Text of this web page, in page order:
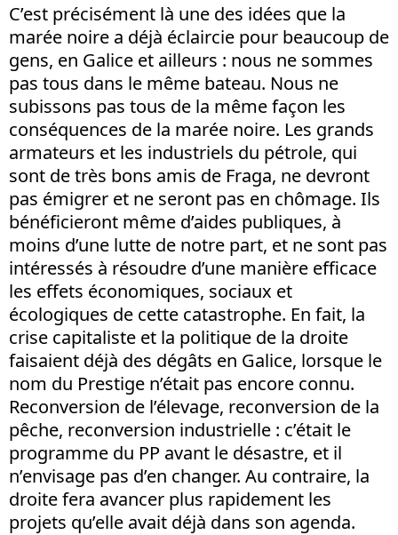
C’est précisément là une des idées que la
marée noire a déjà éclaircie pour beaucoup de
gens, en Galice et ailleurs : nous ne sommes
pas tous dans le même bateau. Nous ne
subissons pas tous de la même façon les
conséquences de la marée noire. Les grands
armateurs et les industriels du pétrole, qui
sont de très bons amis de Fraga, ne devront
pas émigrer et ne seront pas en chômage. Ils
bénéficieront même d’aides publiques, à
moins d’une lutte de notre part, et ne sont pas
intéressés à résoudre d’une manière efficace
les effets économiques, sociaux et
écologiques de cette catastrophe. En fait, la
crise capitaliste et la politique de la droite
faisaient déjà des dégâts en Galice, lorsque le
nom du Prestige n’était pas encore connu.
Reconversion de l’élevage, reconversion de la
pêche, reconversion industrielle : c’était le
programme du PP avant le désastre, et il
n’envisage pas d’en changer. Au contraire, la
droite fera avancer plus rapidement les
projets qu’elle avait déjà dans son agenda.